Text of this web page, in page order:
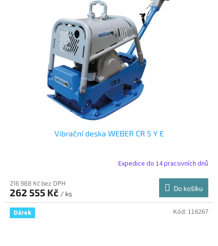
Vibrační deska WEBER CR 5 Y E
Expedice do 14 pracovních dnů
216 988 Kč bez DPH
262 555 Kč / ks
Do košíku
Dárek Kód: 116267